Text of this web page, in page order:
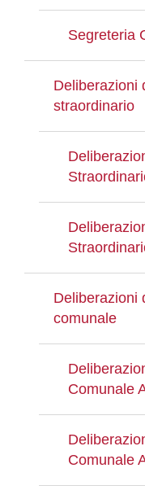
Segreteria
Deliberazioni
straordinario
Deliberazioni
comunale
Comunale
Comunale